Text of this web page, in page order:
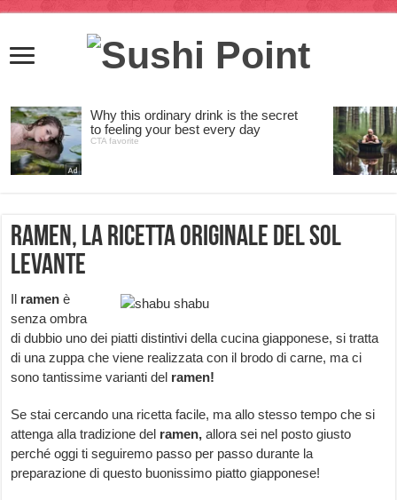
Ramen, la ricetta originale del Sol
Levante
Il ramen è
senza ombra
di dubbio uno dei piatti distintivi della cucina giapponese, si tratta
di una zuppa che viene realizzata con il brodo di carne, ma ci
sono tantissime varianti del ramen!
Se stai cercando una ricetta facile, ma allo stesso tempo che si
attenga alla tradizione del ramen, allora sei nel posto giusto
perché oggi ti seguiremo passo per passo durante la
preparazione di questo buonissimo piatto giapponese!